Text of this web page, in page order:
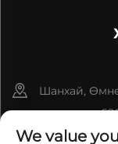
Шанхай,
гудамжны
We value